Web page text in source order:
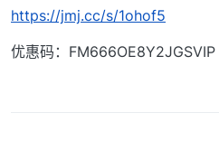
https://jmj.cc/s/1ohof5
优惠码：FM666OE8Y2JGSVIP